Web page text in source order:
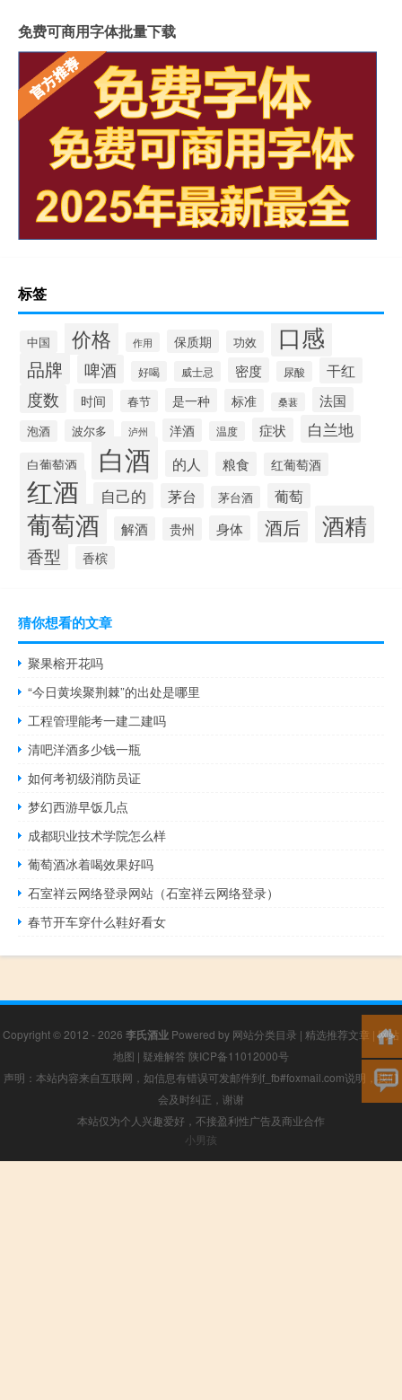
免费可商用字体批量下载
标签
中国 价格 作用 保质期 功效 口感
品牌 啤酒 好喝 威士忌 密度 尿酸 干红
度数 时间 春节 是一种 标准 桑葚 法国
泡酒 波尔多 泸州 洋酒 温度 症状 白兰地
白葡萄酒 白酒 的人 粮食 红葡萄酒
红酒 自己的 茅台 茅台酒 葡萄
葡萄酒 解酒 贵州 身体 酒后 酒精
香型 香槟
猜你想看的文章
聚果榕开花吗
“今日黄埃聚荆棘”的出处是哪里
工程管理能考一建二建吗
清吧洋酒多少钱一瓶
如何考初级消防员证
梦幻西游早饭几点
成都职业技术学院怎么样
葡萄酒冰着喝效果好吗
石室祥云网络登录网站（石室祥云网络登录）
春节开车穿什么鞋好看女
Copyright © 2012 - 2026 李氏酒业 Powered by 网站分类目录 | 精选推荐文章 |网站
地图 | 疑难解答 陕ICP备11012000号
声明：本站内容来自互联网，如信息有错误可发邮件到f_fb#foxmail.com说明，我们
会及时纠正，谢谢
本站仅为个人兴趣爱好，不接盈利性广告及商业合作
小男孩